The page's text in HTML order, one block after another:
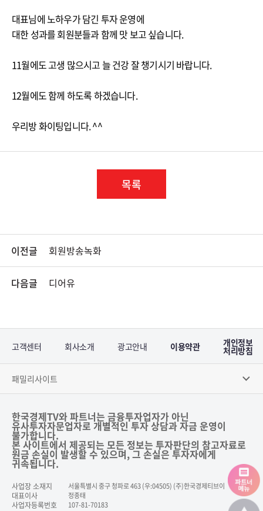
대표님에 노하우가 담긴 투자 운영에
대한 성과를 회원분들과 함께 맛 보고 싶습니다.
11월에도 고생 많으시고 늘 건강 잘 챙기시기 바랍니다.
12월에도 함께 하도록 하겠습니다.
우리방 화이팅입니다. ^^
목록
이전글 회원방송녹화
다음글 디어유
고객센터 회사소개 광고안내 이용약관 개인정보
처리방침
패밀리사이트
한국경제TV와 파트너는 금융투자업자가 아닌
유사투자자문업자로 개별적인 투자 상담과 자금 운영이
불가합니다.
본 사이트에서 제공되는 모든 정보는 투자판단의 참고자료로
원금 손실이 발생할 수 있으며, 그 손실은 투자자에게
귀속됩니다.
사업장 소재지 서울특별시 중구 청파로 463 (우:04505) (주)한국경제티브이
대표이사 정종태
사업자등록번호 107-81-70183